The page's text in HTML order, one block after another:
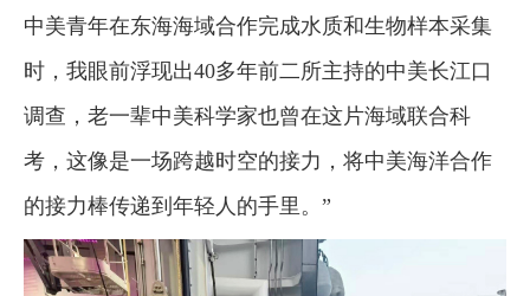
中美青年在东海海域合作完成水质和生物样本采集
时，我眼前浮现出40多年前二所主持的中美长江口
调查，老一辈中美科学家也曾在这片海域联合科
考，这像是一场跨越时空的接力，将中美海洋合作
的接力棒传递到年轻人的手里。”